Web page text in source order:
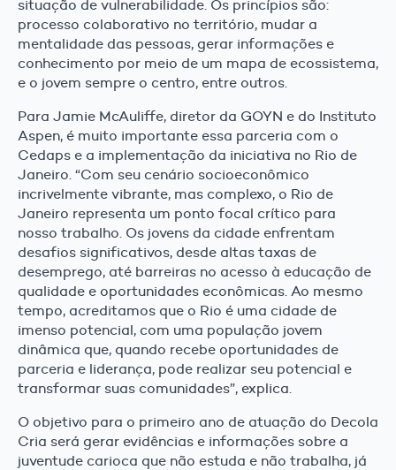
situação de vulnerabilidade. Os princípios são:
processo colaborativo no território, mudar a
mentalidade das pessoas, gerar informações e
conhecimento por meio de um mapa de ecossistema,
e o jovem sempre o centro, entre outros.
Para Jamie McAuliffe, diretor da GOYN e do Instituto
Aspen, é muito importante essa parceria com o
Cedaps e a implementação da iniciativa no Rio de
Janeiro. “Com seu cenário socioeconômico
incrivelmente vibrante, mas complexo, o Rio de
Janeiro representa um ponto focal crítico para
nosso trabalho. Os jovens da cidade enfrentam
desafios significativos, desde altas taxas de
desemprego, até barreiras no acesso à educação de
qualidade e oportunidades econômicas. Ao mesmo
tempo, acreditamos que o Rio é uma cidade de
imenso potencial, com uma população jovem
dinâmica que, quando recebe oportunidades de
parceria e liderança, pode realizar seu potencial e
transformar suas comunidades”, explica.
O objetivo para o primeiro ano de atuação do Decola
Cria será gerar evidências e informações sobre a
juventude carioca que não estuda e não trabalha, já